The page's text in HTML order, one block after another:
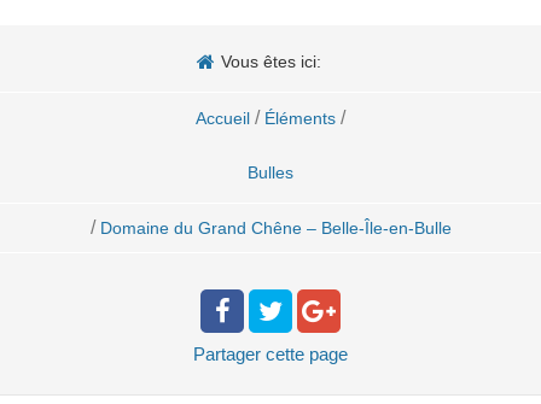
Vous êtes ici:
Accueil / Éléments /
Bulles
/ Domaine du Grand Chêne – Belle-Île-en-Bulle
Partager cette page